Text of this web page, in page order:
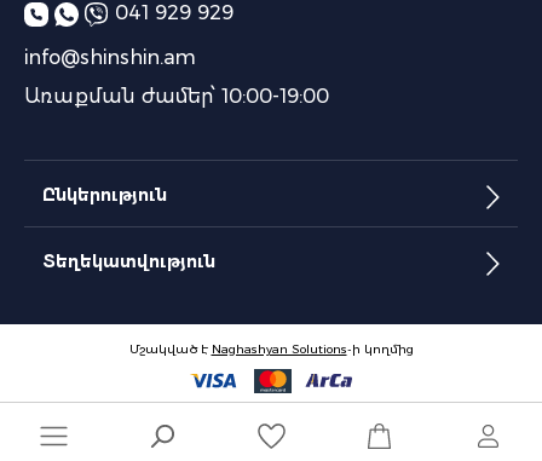
041 929 929
info@shinshin.am
Առաքման ժամեր՝ 10:00-19:00
Ընկերություն
Տեղեկատվություն
Մշակված է Naghashyan Solutions-ի կողմից